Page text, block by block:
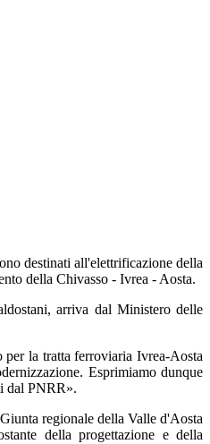
destinati all'elettrificazione della
della Chivasso - Ivrea - Aosta.
arriva dal Ministero delle
la tratta ferroviaria Ivrea-Aosta
Esprimiamo dunque
dal PNRR».
regionale della Valle d'Aosta
della progettazione e della